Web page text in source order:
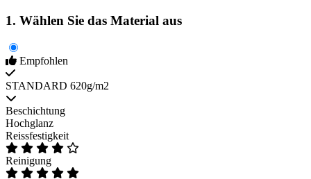
1. Wählen Sie das Material aus
Empfohlen
STANDARD 620g/m2
Beschichtung
Hochglanz
Reissfestigkeit
Reinigung